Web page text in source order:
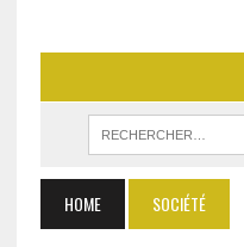
HOME SOCIÉTÉ